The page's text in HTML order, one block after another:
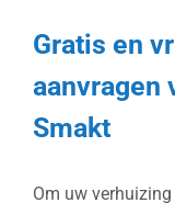
Gratis en
aanvragen
Smakt
Om uw